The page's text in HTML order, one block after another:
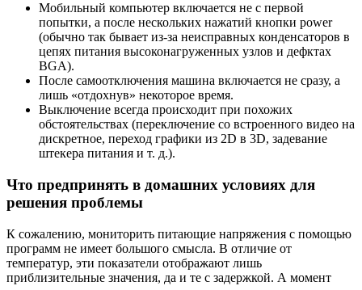
Мобильный компьютер включается не с первой
попытки, а после нескольких нажатий кнопки power
(обычно так бывает из-за неисправных конденсаторов в
цепях питания высоконагруженных узлов и дефктах
BGA).
После самоотключения машина включается не сразу, а
лишь «отдохнув» некоторое время.
Выключение всегда происходит при похожих
обстоятельствах (переключение со встроенного видео на
дискретное, переход графики из 2D в 3D, задевание
штекера питания и т. д.).
Что предпринять в домашних условиях для
решения проблемы
К сожалению, мониторить питающие напряжения с помощью
программ не имеет большого смысла. В отличие от
температур, эти показатели отображают лишь
приблизительные значения, да и те с задержкой. А момент